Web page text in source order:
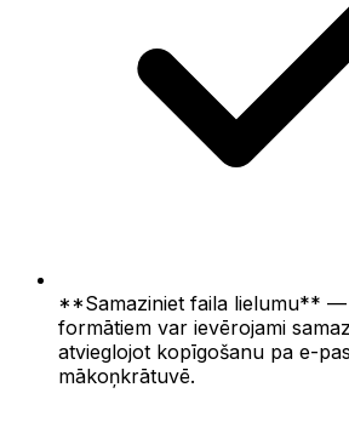
**Samaziniet faila lielumu** —
formātiem var ievērojami
atvieglojot kopīgošanu pa e-
mākoņkrātuvē.